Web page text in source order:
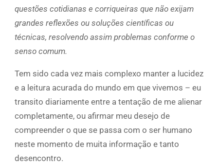
questões cotidianas e corriqueiras que não exijam
grandes reflexões ou soluções científicas ou
técnicas, resolvendo assim problemas conforme o
senso comum.
Tem sido cada vez mais complexo manter a lucidez
e a leitura acurada do mundo em que vivemos – eu
transito diariamente entre a tentação de me alienar
completamente, ou afirmar meu desejo de
compreender o que se passa com o ser humano
neste momento de muita informação e tanto
desencontro.